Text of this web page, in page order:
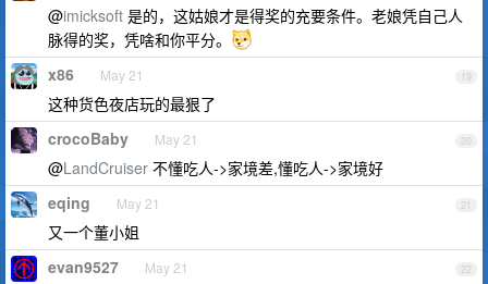
@imicksoft 是的，这姑娘才是得奖的充要条件。老娘凭自己人
脉得的奖，凭啥和你平分。
19
x86 May 21
这种货色夜店玩的最狠了
20
crocoBaby May 21
@LandCruiser 不懂吃人->家境差,懂吃人->家境好
21
eqing May 21
又一个董小姐
22
evan9527 May 21